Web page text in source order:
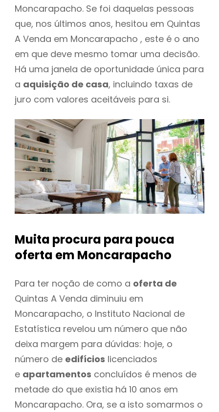
Moncarapacho. Se foi daquelas pessoas
que, nos últimos anos, hesitou em Quintas
A Venda em Moncarapacho , este é o ano
em que deve mesmo tomar uma decisão.
Há uma janela de oportunidade única para
a aquisição de casa, incluindo taxas de
juro com valores aceitáveis para si.
Muita procura para pouca
oferta em Moncarapacho
Para ter noção de como a oferta de
Quintas A Venda diminuiu em
Moncarapacho, o Instituto Nacional de
Estatística revelou um número que não
deixa margem para dúvidas: hoje, o
número de edifícios licenciados
e apartamentos concluídos é menos de
metade do que existia há 10 anos em
Moncarapacho. Ora, se a isto somarmos o